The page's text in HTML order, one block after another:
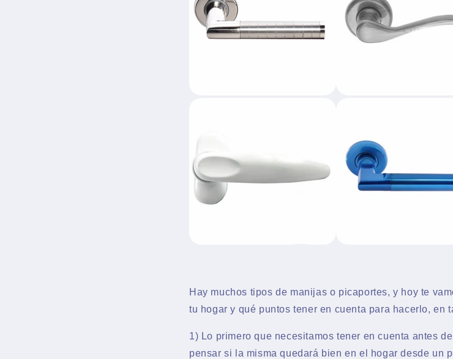
Hay muchos tipos de manijas o picaportes, y hoy te
tu hogar y qué puntos tener en cuenta para hacerlo, en
1) Lo primero que necesitamos tener en cuenta antes
pensar si la misma quedará bien en el hogar desde un